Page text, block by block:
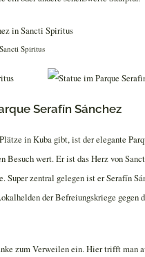
Spiritus
Serafín Sánchez
in Kuba gibt, ist der elegante
Besuch wert. Er ist das Herz von
Super zentral gelegen ist er Serafín
der Befreiungskriege gegen
zum Verweilen ein. Hier trifft man